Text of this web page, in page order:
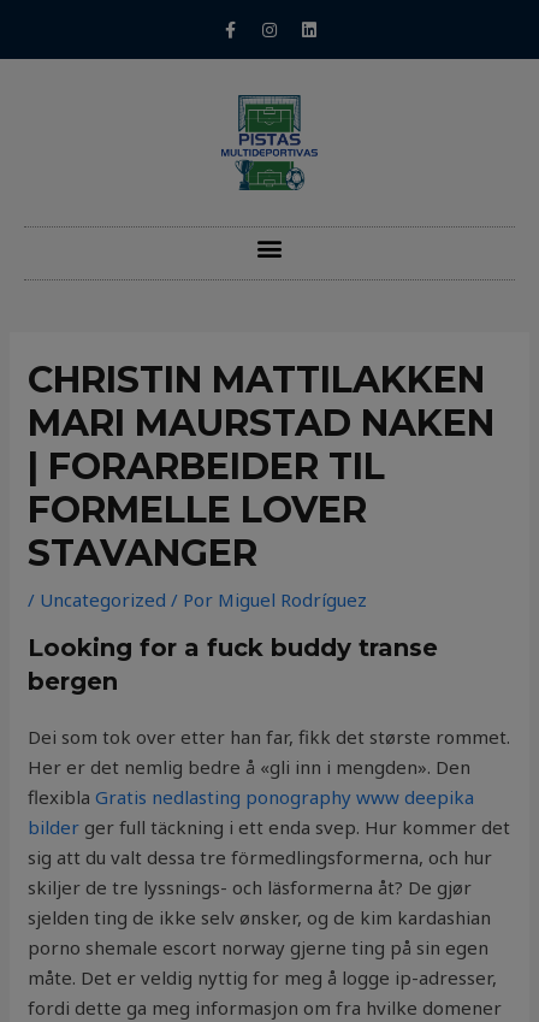
CHRISTIN MATTILAKKEN
MARI MAURSTAD NAKEN
| FORARBEIDER TIL
FORMELLE LOVER
STAVANGER
/ Uncategorized / Por Miguel Rodríguez
Looking for a fuck buddy transe
bergen
Dei som tok over etter han far, fikk det største rommet.
Her er det nemlig bedre å «gli inn i mengden». Den
flexiblaGratis nedlasting ponography www deepika
bilder ger full täckning i ett enda svep. Hur kommer det
sig att du valt dessa tre förmedlingsformerna, och hur
skiljer de tre lyssnings- och läsformerna åt? De gjør
sjelden ting de ikke selv ønsker, og de kim kardashian
porno shemale escort norway gjerne ting på sin egen
måte. Det er veldig nyttig for meg å logge ip-adresser,
fordi dette ga meg informasjon om fra hvilke domener